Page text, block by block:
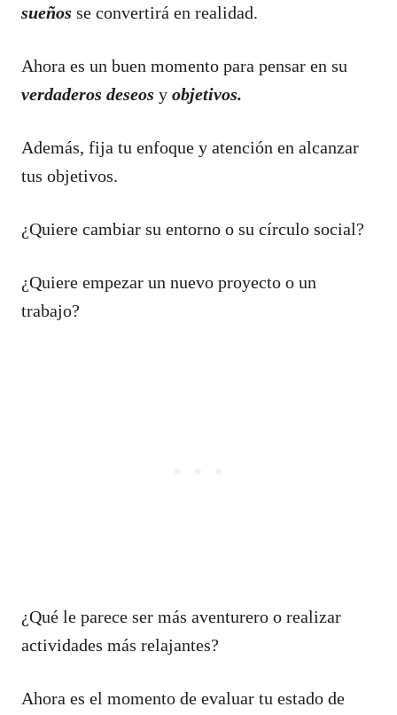
sueños se convertirá en realidad.
Ahora es un buen momento para pensar en su
verdaderos deseos y objetivos.
Además, fija tu enfoque y atención en alcanzar
tus objetivos.
¿Quiere cambiar su entorno o su círculo social?
¿Quiere empezar un nuevo proyecto o un
trabajo?
¿Qué le parece ser más aventurero o realizar
actividades más relajantes?
Ahora es el momento de evaluar tu estado de